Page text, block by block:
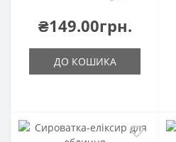
₴149.00грн.
ДО КОШИКА